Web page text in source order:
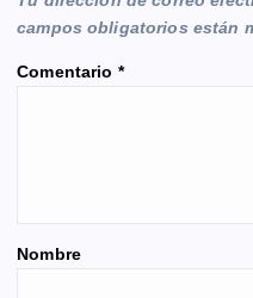
campos obligatorios están
Comentario *
Nombre